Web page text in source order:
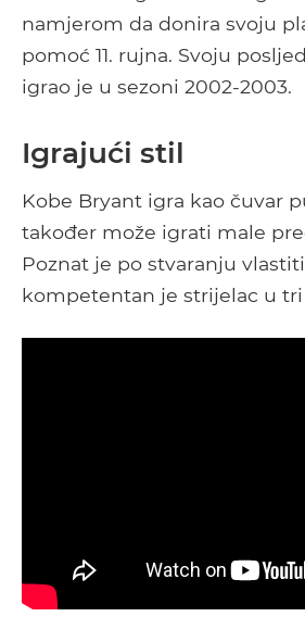
namjerom da donira svoju
pomoć 11. rujna. Svoju
igrao je u sezoni 2002-2003.
Igrajući stil
Kobe Bryant igra kao čuvar
također može igrati male
Poznat je po stvaranju
kompetentan je strijelac u